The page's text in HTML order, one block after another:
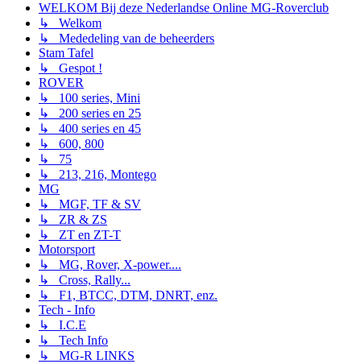
WELKOM Bij deze Nederlandse Online MG-Roverclub
↳ Welkom
↳ Mededeling van de beheerders
Stam Tafel
↳ Gespot !
ROVER
↳ 100 series, Mini
↳ 200 series en 25
↳ 400 series en 45
↳ 600, 800
↳ 75
↳ 213, 216, Montego
MG
↳ MGF, TF & SV
↳ ZR & ZS
↳ ZT en ZT-T
Motorsport
↳ MG, Rover, X-power....
↳ Cross, Rally...
↳ F1, BTCC, DTM, DNRT, enz.
Tech - Info
↳ I.C.E
↳ Tech Info
↳ MG-R LINKS